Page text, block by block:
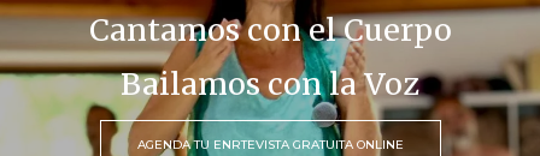
Cantamos con el Cuerpo
Bailamos con la Voz
AGENDA TU ENRTEVISTA GRATUITA ONLINE